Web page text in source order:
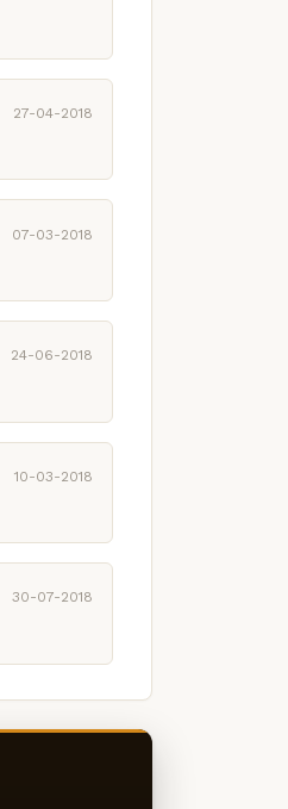
27-04-2018
07-03-2018
24-06-2018
10-03-2018
30-07-2018